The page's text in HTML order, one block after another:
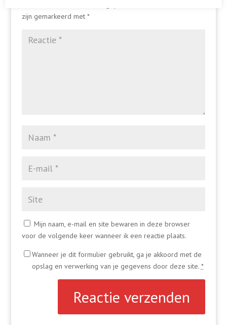
zijn gemarkeerd met *
Mijn naam, e-mail en site bewaren in deze browser
voor de volgende keer wanneer ik een reactie plaats.
Wanneer je dit formulier gebruikt, ga je akkoord met de
opslag en verwerking van je gegevens door deze site. *